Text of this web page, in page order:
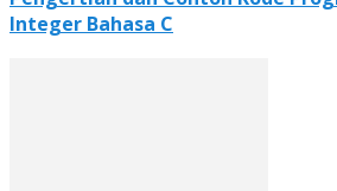
Integer Bahasa C